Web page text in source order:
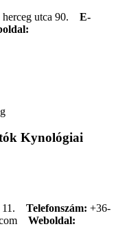
herceg utca 90. E-
Kynológiai
11. Telefonszám: +36-
Weboldal: